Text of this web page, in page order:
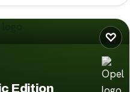
♡
Edition